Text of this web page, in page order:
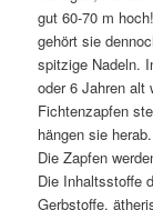
gut 60-70 m
gehört sie
spitzige Nadeln.
oder 6 Jahren alt
Fichtenzapfen
hängen sie
Die Zapfen
Die Inhaltsstoffe
Gerbstoffe,